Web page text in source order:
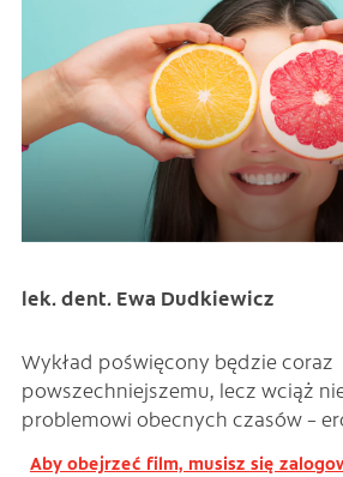
lek. dent. Ewa Dudkiewicz
Wykład poświęcony będzie coraz
powszechniejszemu, lecz wciąż
problemowi obecnych czasów –
Aby obejrzeć film, musisz się